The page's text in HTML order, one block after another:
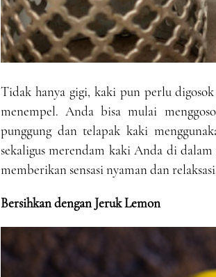
Tidak hanya gigi, kaki pun perlu
menempel. Anda bisa mulai
punggung dan telapak kaki
sekaligus merendam kaki Anda di
memberikan sensasi nyaman dan
Bersihkan dengan Jeruk Lemon